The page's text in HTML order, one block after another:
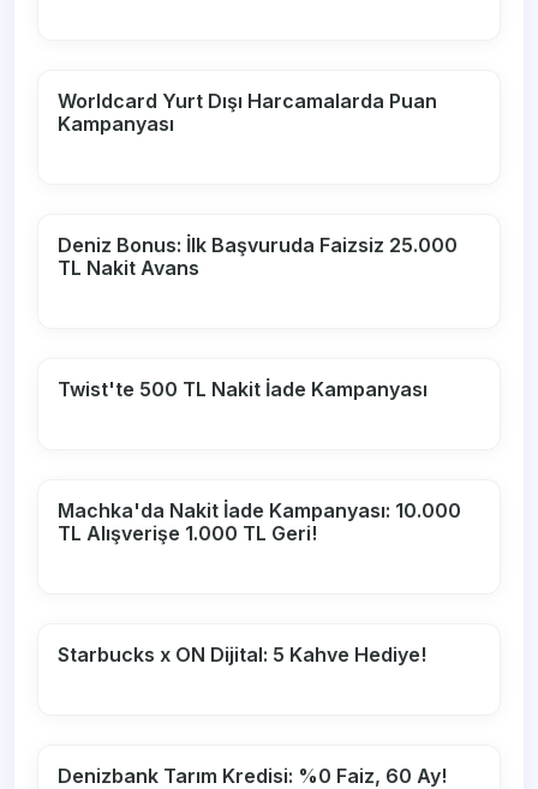
Worldcard Yurt Dışı Harcamalarda Puan
Kampanyası
Deniz Bonus: İlk Başvuruda Faizsiz 25.000
TL Nakit Avans
Twist'te 500 TL Nakit İade Kampanyası
Machka'da Nakit İade Kampanyası: 10.000
TL Alışverişe 1.000 TL Geri!
Starbucks x ON Dijital: 5 Kahve Hediye!
Denizbank Tarım Kredisi: %0 Faiz, 60 Ay!